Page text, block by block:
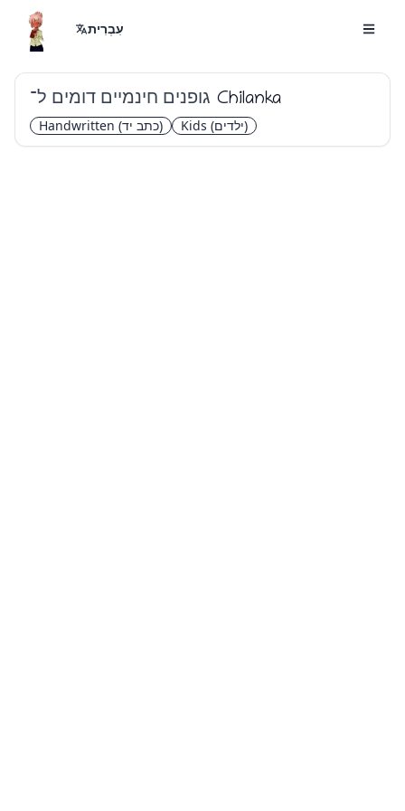
עִבְרִית
גופנים חינמיים דומים ל־ Chilanka
Handwritten (כתב יד) Kids (ילדים)